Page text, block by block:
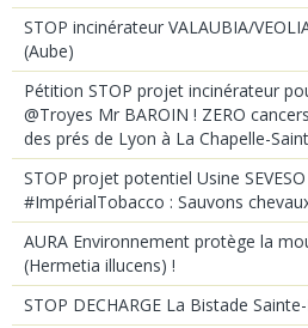
STOP incinérateur VALAUBIA/
(Aube)
Pétition STOP projet incinérateur
@Troyes Mr BAROIN ! ZERO
des prés de Lyon à La Chapelle-
STOP projet potentiel Usine
#ImpérialTobacco : Sauvons
AURA Environnement protège la
(Hermetia illucens) !
STOP DECHARGE La Bistade